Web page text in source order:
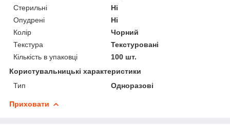
Стерильні
Ні
Опудрені
Ні
Колір
Чорний
Текстура
Текстуровані
Кількість в упаковці
100 шт.
Користувальницькі характеристики
Тип
Одноразові
Приховати